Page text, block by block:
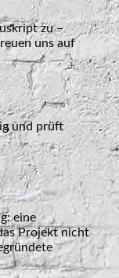
zu –
uns auf
und prüft
eine
Projekt nicht